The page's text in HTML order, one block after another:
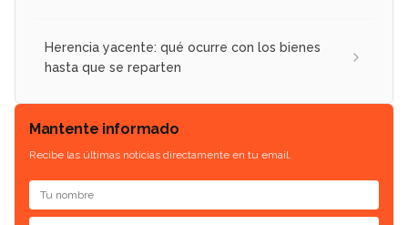
Herencia yacente: qué ocurre con los bienes
hasta que se reparten
Mantente informado
Recibe las últimas noticias directamente en tu email.